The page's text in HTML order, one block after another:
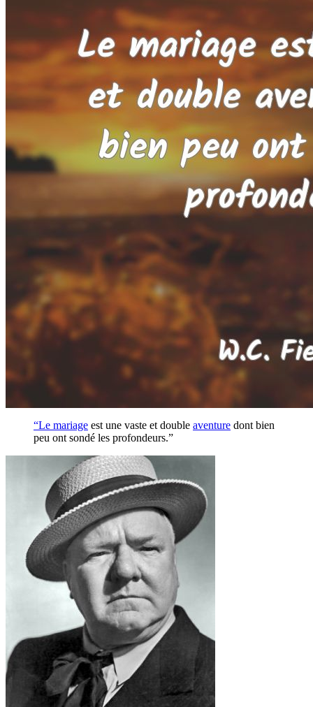
“Le mariage est une vaste et double aventure dont bien
peu ont sondé les profondeurs.”